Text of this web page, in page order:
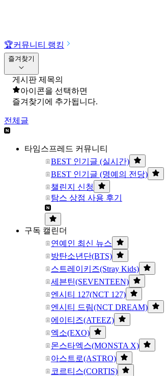
🏆커뮤니티 랭킹
즐겨찾기
게시판 제목의
아이콘을 선택하면
즐겨찾기에 추가됩니다.
전체글
타임스프레드 커뮤니티
BEST 인기글 (실시간)
BEST 인기글 (명예의 전당)
챌린지 신청
탐스 상점 사용 후기
구독 캘린더
연예인 최신 뉴스
방탄소년단(BTS)
스트레이키즈(Stray Kids)
세븐틴(SEVENTEEN)
엔시티 127(NCT 127)
엔시티 드림(NCT DREAM)
에이티즈(ATEEZ)
엑소(EXO)
몬스타엑스(MONSTA X)
아스트로(ASTRO)
코르티스(CORTIS)